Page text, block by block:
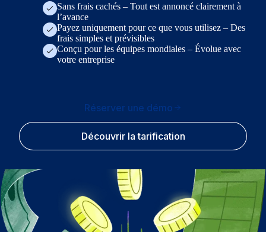
Sans frais cachés – Tout est annoncé clairement à
l’avance
Payez uniquement pour ce que vous utilisez – Des
frais simples et prévisibles
Conçu pour les équipes mondiales – Évolue avec
votre entreprise
Réserver une démo
Découvrir la tarification